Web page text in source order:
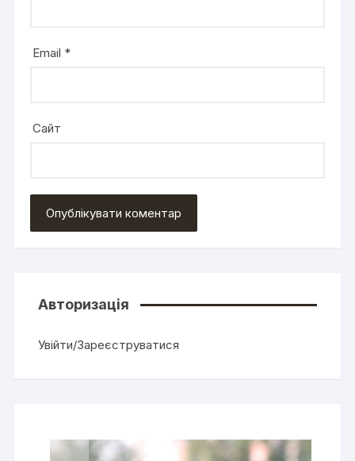
Email *
Сайт
Авторизація
Увійти/Зареєструватися